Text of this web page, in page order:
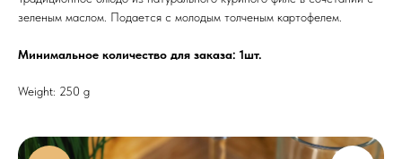
зеленым маслом. Подается с молодым толченым картофелем.
Минимальное количество для заказа: 1шт.
Weight: 250 g